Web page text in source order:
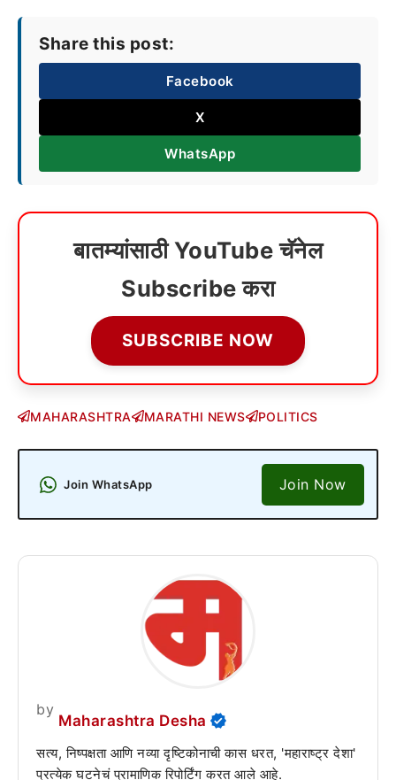
Share this post:
Facebook
X
WhatsApp
बातम्यांसाठी YouTube चॅनेल
Subscribe करा
SUBSCRIBE NOW
MAHARASHTRA MARATHI NEWS POLITICS
Join WhatsApp Join Now
by
Maharashtra Desha
सत्य, निष्पक्षता आणि नव्या दृष्टिकोनाची कास धरत, 'महाराष्ट्र देशा'
प्रत्येक घटनेचं प्रामाणिक रिपोर्टिंग करत आले आहे.